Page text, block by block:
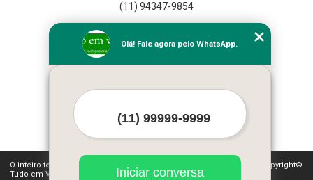
(11) 94347-9854
Empresa
Missão
Mapa do site
Mais Serviços
O inteiro teor deste site está sujeito à proteção de direitos autorais. Copyright©
Tudo em Verde (Lei 9610 de 19/02/1998)
Olá! Fale agora pelo WhatsApp.
Iniciar conversa